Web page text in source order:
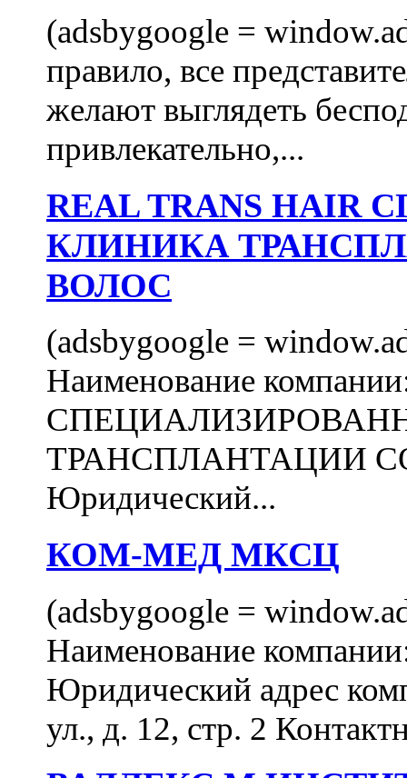
(adsbygoogle =
правило, все
желают выглядеть
привлекательно,...
REAL TRANS
КЛИНИКА
ВОЛОС
(adsbygoogle =
Наименование
ТРАНСПЛАНТАЦИИ
Юридический...
КОМ-МЕД МКСЦ
(adsbygoogle =
Наименование
Юридический адрес
ул., д. 12, стр. 2